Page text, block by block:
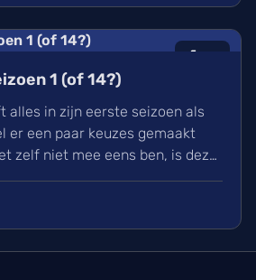
6
1 (of 14?)
alles in zijn eerste seizoen als
er een paar keuzes gemaakt
zelf niet mee eens ben, is deze
Who wel een aangename
in waardoor ik elke aflevering